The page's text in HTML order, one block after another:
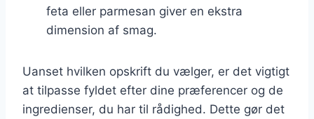
feta eller parmesan giver en ekstra
dimension af smag.
Uanset hvilken opskrift du vælger, er det vigtigt
at tilpasse fyldet efter dine præferencer og de
ingredienser, du har til rådighed. Dette gør det